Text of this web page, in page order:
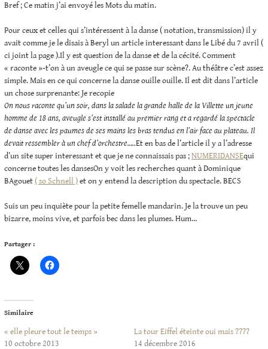
Bref ; Ce matin j’ai envoyé les Mots du matin.
Pour ceux et celles qui s’intéressent à la danse ( notation, transmission) il y
avait comme je le disais à Beryl un article interessant dans le Libé du 7 avril (
ci joint la page ).Il y est question de la danse et de la cécité. Comment
« raconte »-t’on à un aveugle ce qui se passe sur scène?. Au théâtre c’est assez
simple. Mais en ce qui concerne la danse ouille ouille. Il est dit dans l’article
un chose surprenante: Je recopie
On nous raconte qu’un soir, dans la salade la grande halle de la Villette un jeune
homme de 18 ans, aveugle s’est installé au premier rang et a regardé la spectacle
de danse avec les paumes de ses mains les bras tendus en l’air face au plateau. Il
devait ressembler à un chef d’orchestre…..Et en bas de l’article il y a l’adresse
d’un site super interessant et que je ne connaissais pas ;NUMERIDANSEqui
concerne toutes les dansesOn y voit les recherches quant à Dominique
BAgouet ( so Schnell )et on y entend la description du spectacle. BECS
Suis un peu inquiète pour la petite femelle mandarin. Je la trouve un peu
bizarre, moins vive, et parfois bec dans les plumes. Hum…
Partager :
Similaire
« elle pleure tout le temps »
10 octobre 2013
La tour Eiffel éteinte oui mais ????
14 décembre 2016